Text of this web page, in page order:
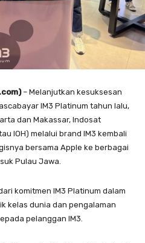
– Melanjutkan kesuksesan
IM3 Platinum tahun lalu,
dan Makassar, Indosat
IOH) melalui brand IM3 kembali
bersama Apple ke berbagai
Pulau Jawa.
komitmen IM3 Platinum dalam
kelas dunia dan pengalaman
pelanggan IM3.